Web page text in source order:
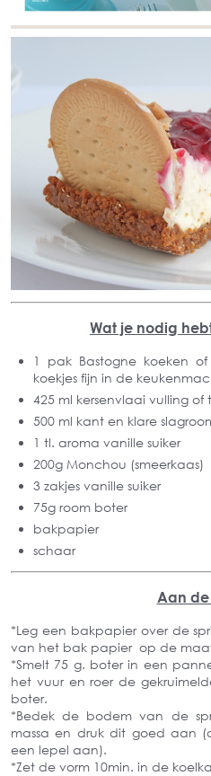
Wat je nodig
1 pak Bastogne koeken
koekjes fijn in de
425 ml kersenvlaai vulling
500 ml kant en klare
1 tl. aroma vanille suiker
200g Monchou (smeerkaas)
3 zakjes vanille suiker
75g room boter
bakpapier
schaar
Aan
*Leg een bakpapier over de
van het bak papier op de
*Smelt 75 g. boter in een
het vuur en roer de
boter.
*Bedek de bodem van de
massa en druk dit goed aan
een lepel aan).
*Zet de vorm 10min. in de